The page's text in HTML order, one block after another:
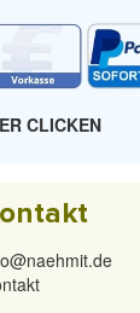
CLICKEN